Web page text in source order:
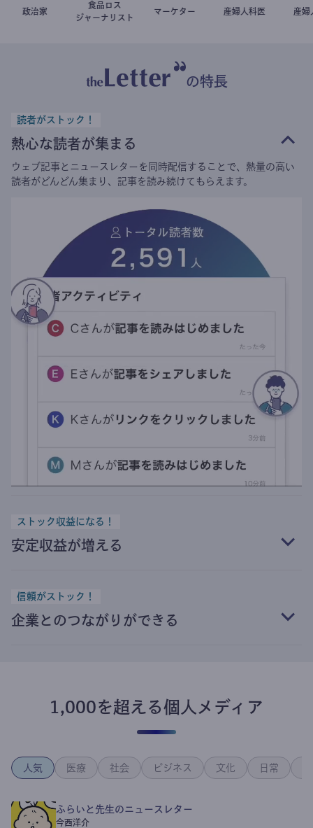
小坂英二
政治家 井出留美
食品ロス
ジャーナリスト
室谷良平
マーケター 稲葉可奈子
産婦人科医
の特長
読者がストック！
熱心な読者が集まる
ウェブ記事とニュースレターを同時配信することで、熱量の高い
読者がどんどん集まり、記事を読み続けてもらえます。
ストック収益になる！
安定収益が増える
信頼がストック！
企業とのつながりができる
1,000を超える個人メディア
人気 医療 社会 ビジネス 文化 日常
ふらいと先生のニュースレター
今西洋介